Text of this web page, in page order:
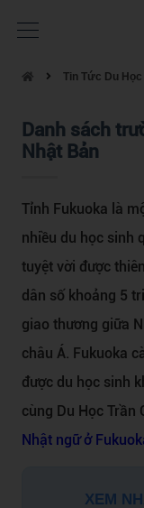
Tin Tức Du Học
Danh sách
Nhật Bản
Tỉnh Fukuoka là
nhiều du học sinh
tuyệt vời được
dân số khoảng 5
giao thương giữa
châu Á. Fukuoka
được du học sinh
cùng Du Học Trần
Nhật ngữ ở
XEM